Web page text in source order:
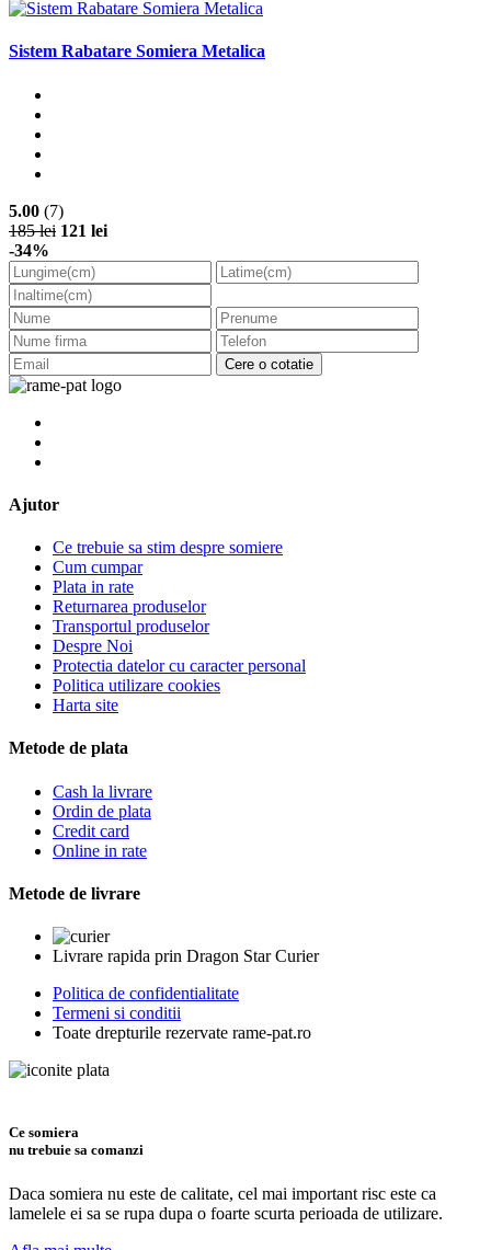
Sistem Rabatare Somiera Metalica
5.00 (7)
185 lei 121 lei
-34%
Cere o cotatie
Ajutor
Ce trebuie sa stim despre somiere
Cum cumpar
Plata in rate
Returnarea produselor
Transportul produselor
Despre Noi
Protectia datelor cu caracter personal
Politica utilizare cookies
Harta site
Metode de plata
Cash la livrare
Ordin de plata
Credit card
Online in rate
Metode de livrare
Livrare rapida prin Dragon Star Curier
Politica de confidentialitate
Termeni si conditii
Toate drepturile rezervate rame-pat.ro
Ce somiera
nu trebuie sa comanzi
Daca somiera nu este de calitate, cel mai important risc este ca
lamelele ei sa se rupa dupa o foarte scurta perioada de utilizare.